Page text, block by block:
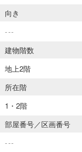
向き
---
建物階数
地上2階
所在階
1・2階
部屋番号／区画番号
---